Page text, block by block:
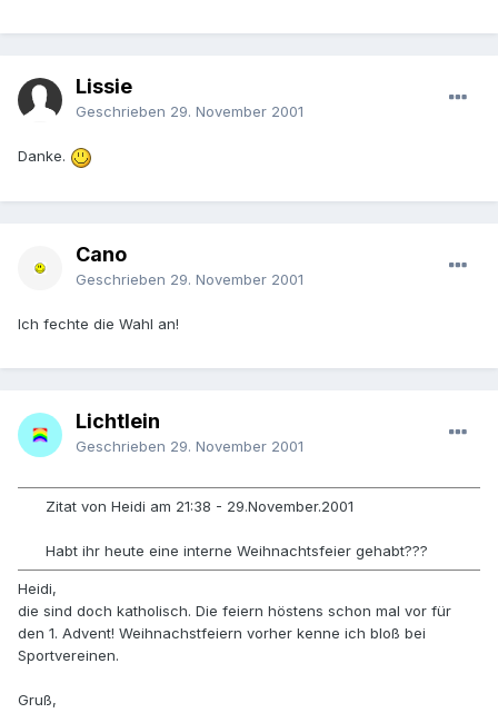
Lissie
Geschrieben 29. November 2001
Danke.
Cano
Geschrieben 29. November 2001
Ich fechte die Wahl an!
Lichtlein
Geschrieben 29. November 2001
Zitat von Heidi am 21:38 - 29.November.2001
Habt ihr heute eine interne Weihnachtsfeier gehabt???
Heidi,
die sind doch katholisch. Die feiern höstens schon mal vor für
den 1. Advent! Weihnachstfeiern vorher kenne ich bloß bei
Sportvereinen.
Gruß,